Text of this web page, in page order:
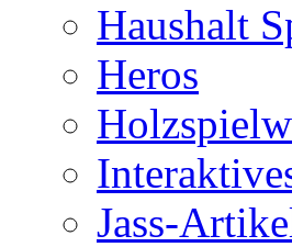
Haushalt
Heros
Jass-